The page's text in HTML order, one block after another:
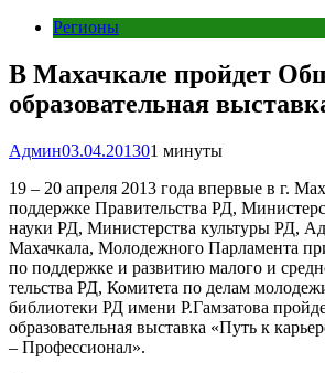
Регионы
В Махачкале пройдет
образовательная
Админ03.04.201301 минуты
19 – 20 апреля 2013 года впервые в г.
поддержке Правительства РД,
науки РД, Министерства культуры РД,
Махачкала, Молодежного Парламента
по поддержке и развитию малого и
тельства РД, Комитета по делам
библиотеки РД имени Р.Гамзатова
образовательная выставка «Путь к
– Профессионал».